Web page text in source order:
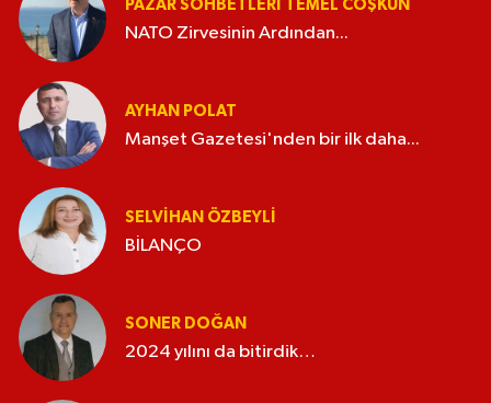
PAZAR SOHBETLERI TEMEL COŞKUN
NATO Zirvesinin Ardından...
AYHAN POLAT
Manşet Gazetesi'nden bir ilk daha...
SELVIHAN ÖZBEYLI
BİLANÇO
SONER DOĞAN
2024 yılını da bitirdik…